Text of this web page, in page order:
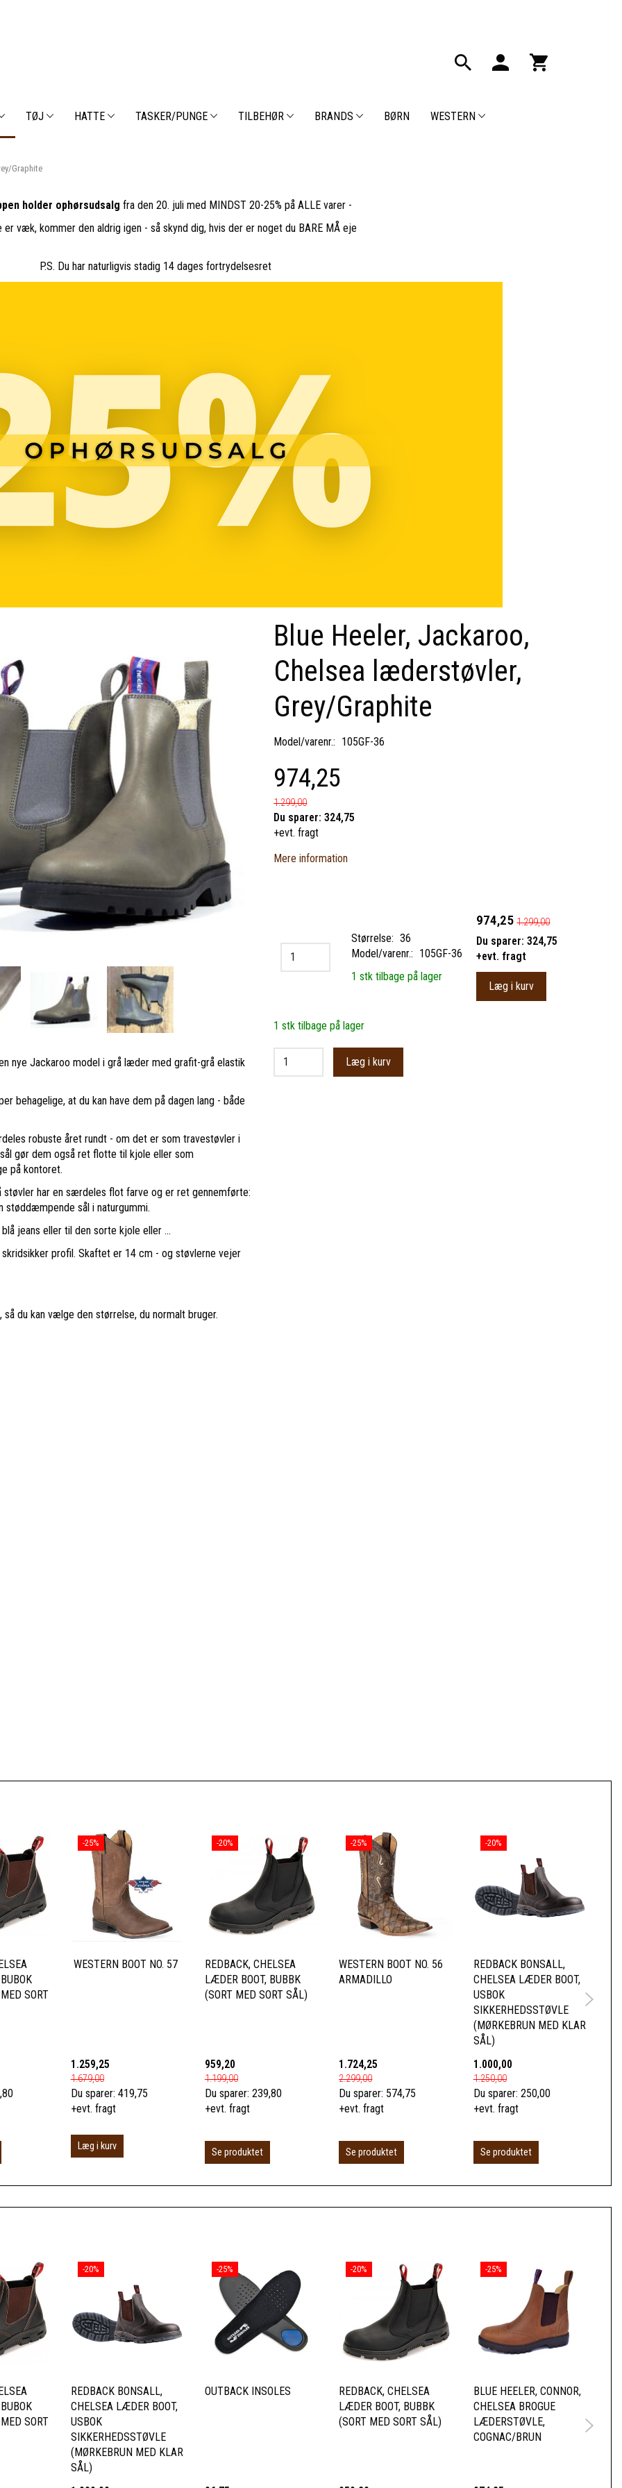
TØJ HATTE TASKER/PUNGE TILBEHØR BRANDS BØRN WESTERN
Graphite
holder ophørsudsalg fra den 20. juli med MINDST 20-25% på ALLE varer -
er væk, kommer den aldrig igen - så skynd dig, hvis der er noget du BARE MÅ eje
P.S. Du har naturligvis stadig 14 dages fortrydelsesret
nye Jackaroo model i grå læder med grafit-grå elastik
behagelige, at du kan have dem på dagen lang - både
robuste året rundt - om det er som travestøvler i
gør dem også ret flotte til kjole eller som
på kontoret.
har en særdeles flot farve og er ret gennemførte:
sål i naturgummi.
jeans eller til den sorte kjole eller ...
profil. Skaftet er 14 cm - og støvlerne vejer
du kan vælge den størrelse, du normalt bruger.
Blue Heeler, Jackaroo,
Chelsea læderstøvler,
Grey/Graphite
Model/varenr.: 105GF-36
974,25
1.299,00
Du sparer:324,75
+evt. fragt
Mere information
Størrelse: 36
Model/varenr.: 105GF-36
1 stk tilbage på lager
974,25 1.299,00
Du sparer:324,75
+evt. fragt
Læg i kurv
1 stk tilbage på lager
Læg i kurv
SORT
-25%
WESTERN BOOT NO. 57
1.259,25
1.679,00
Du sparer: 419,75
+evt. fragt
Læg i kurv
-20%
REDBACK, CHELSEA
LÆDER BOOT, BUBBK
(SORT MED SORT SÅL)
959,20
1.199,00
Du sparer: 239,80
+evt. fragt
Se produktet
-25%
WESTERN BOOT NO. 56
ARMADILLO
1.724,25
2.299,00
Du sparer: 574,75
+evt. fragt
Se produktet
-20%
REDBACK BONSALL,
CHELSEA LÆDER BOOT,
USBOK
SIKKERHEDSSTØVLE
(MØRKEBRUN MED KLAR
SÅL)
1.000,00
1.250,00
Du sparer: 250,00
+evt. fragt
Se produktet
SORT
-20%
REDBACK BONSALL,
CHELSEA LÆDER BOOT,
USBOK
SIKKERHEDSSTØVLE
(MØRKEBRUN MED KLAR
SÅL)
-25%
OUTBACK INSOLES
-20%
REDBACK, CHELSEA
LÆDER BOOT, BUBBK
(SORT MED SORT SÅL)
-25%
BLUE HEELER, CONNOR,
CHELSEA BROGUE
LÆDERSTØVLE,
COGNAC/BRUN